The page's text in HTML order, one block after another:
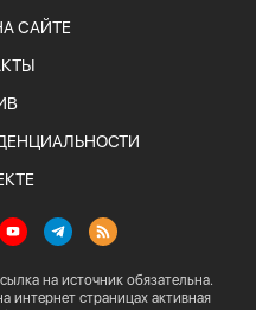
САЙТЕ
на источник обязательна.
страницах активная